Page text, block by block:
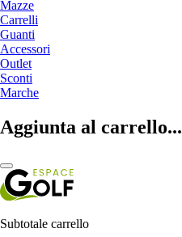
Mazze
Carrelli
Guanti
Accessori
Outlet
Sconti
Marche
Aggiunta al carrello...
Subtotale carrello